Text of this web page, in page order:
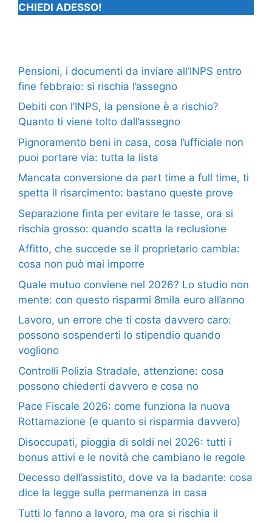
CHIEDI ADESSO!
Pensioni, i documenti da inviare all’INPS entro
fine febbraio: si rischia l’assegno
Debiti con l’INPS, la pensione è a rischio?
Quanto ti viene tolto dall’assegno
Pignoramento beni in casa, cosa l’ufficiale non
puoi portare via: tutta la lista
Mancata conversione da part time a full time, ti
spetta il risarcimento: bastano queste prove
Separazione finta per evitare le tasse, ora si
rischia grosso: quando scatta la reclusione
Affitto, che succede se il proprietario cambia:
cosa non può mai imporre
Quale mutuo conviene nel 2026? Lo studio non
mente: con questo risparmi 8mila euro all’anno
Lavoro, un errore che ti costa davvero caro:
possono sospenderti lo stipendio quando
vogliono
Controlli Polizia Stradale, attenzione: cosa
possono chiederti davvero e cosa no
Pace Fiscale 2026: come funziona la nuova
Rottamazione (e quanto si risparmia davvero)
Disoccupati, pioggia di soldi nel 2026: tutti i
bonus attivi e le novità che cambiano le regole
Decesso dell’assistito, dove va la badante: cosa
dice la legge sulla permanenza in casa
Tutti lo fanno a lavoro, ma ora si rischia il